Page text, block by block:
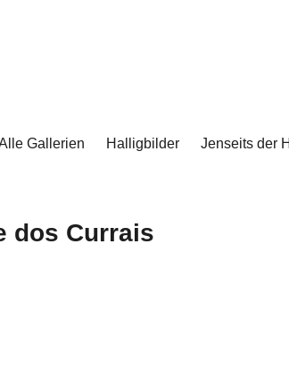
Gallerien Halligbilder Jenseits der
dos Currais